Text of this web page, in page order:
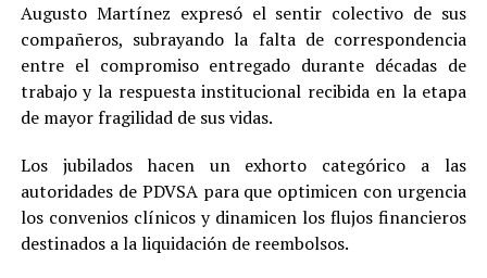
Augusto Martínez expresó el sentir colectivo de sus
compañeros, subrayando la falta de correspondencia
entre el compromiso entregado durante décadas de
trabajo y la respuesta institucional recibida en la etapa
de mayor fragilidad de sus vidas.
Los jubilados hacen un exhorto categórico a las
autoridades de PDVSA para que optimicen con urgencia
los convenios clínicos y dinamicen los flujos financieros
destinados a la liquidación de reembolsos.